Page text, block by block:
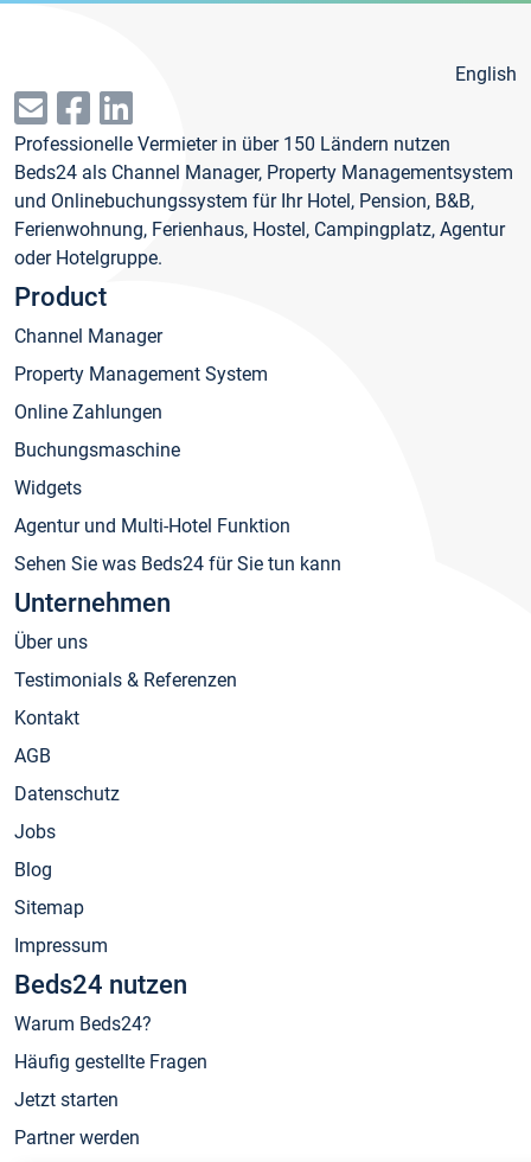
English
Professionelle Vermieter in über 150 Ländern nutzen
Beds24 als Channel Manager, Property Managementsystem
und Onlinebuchungssystem für Ihr Hotel, Pension, B&B,
Ferienwohnung, Ferienhaus, Hostel, Campingplatz, Agentur
oder Hotelgruppe.
Product
Channel Manager
Property Management System
Online Zahlungen
Buchungsmaschine
Widgets
Agentur und Multi-Hotel Funktion
Sehen Sie was Beds24 für Sie tun kann
Unternehmen
Über uns
Testimonials & Referenzen
Kontakt
AGB
Datenschutz
Jobs
Blog
Sitemap
Impressum
Beds24 nutzen
Warum Beds24?
Häufig gestellte Fragen
Jetzt starten
Partner werden